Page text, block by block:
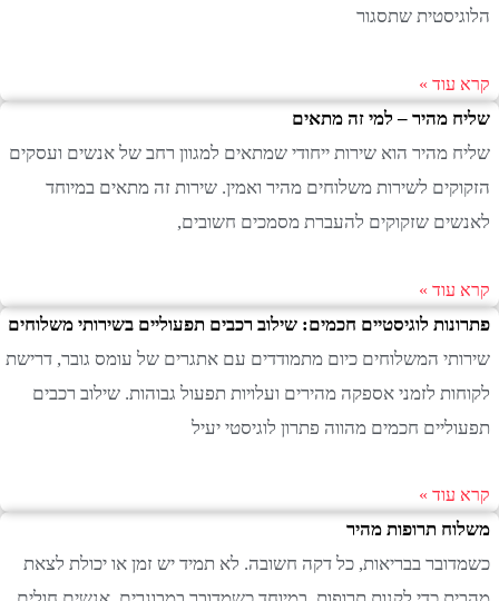
שתסגור
»
מהיר – למי זה מתאים
מהיר הוא שירות ייחודי שמתאים למגוון רחב של אנשים ועסקים
לשירות משלוחים מהיר ואמין. שירות זה מתאים במיוחד
שזקוקים להעברת מסמכים חשובים,
»
לוגיסטיים חכמים: שילוב רכבים תפעוליים בשירותי משלוחים
המשלוחים כיום מתמודדים עם אתגרים של עומס גובר, דרישת
לזמני אספקה מהירים ועלויות תפעול גבוהות. שילוב רכבים
חכמים מהווה פתרון לוגיסטי יעיל
»
תרופות מהיר
בבריאות, כל דקה חשובה. לא תמיד יש זמן או יכולת לצאת